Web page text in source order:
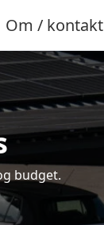
Om / kontakt
budget.